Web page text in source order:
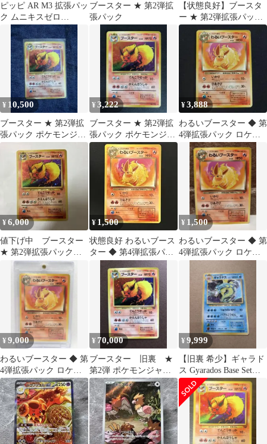
ピッピ AR M3 拡張パッ
ク ムニキスゼロ
086/080 たね ポケカ
ブースター ★ 第2弾拡
張パック
【状態良好】ブースタ
ー ★ 第2弾拡張パック
イラスト外ホロパター
ン有り 旧裏
¥ 10,500
ブースター ★ 第2弾拡
張パック ポケモンジャ
¥3,222
ブースター ★ 第2弾拡
張パック ポケモンジャ
ングル
¥3,888
わるいブースター ◆ 第
4弾拡張パック ロケッ
ト団 ポケモンカー
ド 旧裏
¥6,000
値下げ中 ブースター
★ 第2弾拡張パック
ジャングル 旧裏 ホ
ロ holo
¥ 1,500
状態良好 わるいブース
ター ◆ 第4弾拡張パッ
ク ロケット団 旧裏
¥ 1,500
わるいブースター ◆ 第
4弾拡張パック ロケッ
¥9,000
わるいブースター ◆ 第
4弾拡張パック ロケッ
ト団
¥ 70,000
ブースター 旧裏 ★
第2弾 ポケモンジャン
グル 国内正規品 ポ
ケモンカード
¥9,999
【旧裏 希少】ギャラド
ス Gyarados Base Set
Japanese